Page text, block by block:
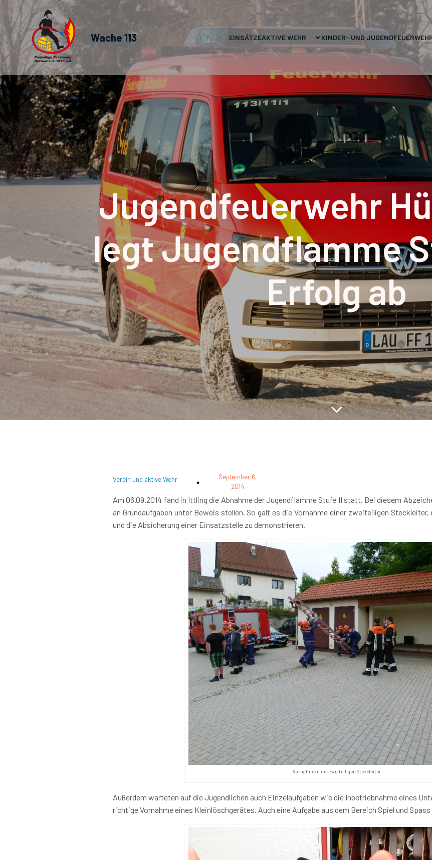
Wache 113 EINSÄTZEAKTIVE WEHR KINDER- UND
Jugendfeuerwehr
legt Jugendflamme
Erfolg ab
Verein und aktive Wehr
September 6,
2014
Am 06.09.2014 fand in Ittling die Abnahme der Jugendflamme Stufe II statt. Bei diesem
an Grundaufgaben unter Beweis stellen. So galt es die Vornahme einer zweiteiligen
und die Absicherung einer Einsatzstelle zu demonstrieren.
Vornahme einer zweiteiligen Steckleiter
Außerdem warteten auf die Jugendlichen auch Einzelaufgaben wie die Inbetriebnahme eines
richtige Vornahme eines Kleinlöschgerätes. Auch eine Aufgabe aus dem Bereich Spiel und